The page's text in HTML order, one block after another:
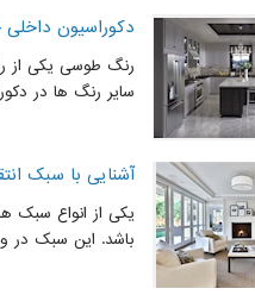
دکوراسیون
رنگ طوسی یکی از
سایر رنگ ها در
آشنایی با سبک
یکی از انواع سبک
باشد. این سبک در